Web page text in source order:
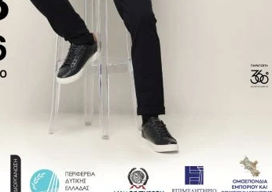
Ηλεία: Σαρώνει η ΟΠΚΕ -
Τέσσερις περιπτώσεις
ναρκωτικών τις τελευταίες
ημέρες
28.08.2025 11:00